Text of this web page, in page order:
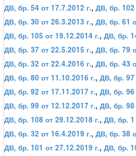
ДВ, бр. 54 от 17.7.2012 г., ДВ, бр. 102
ДВ, бр. 30 от 26.3.2013 г., ДВ, бр. 61
ДВ, бр. 105 от 19.12.2014 г., ДВ, бр.
ДВ, бр. 37 от 22.5.2015 г., ДВ, бр. 79
ДВ, бр. 32 от 22.4.2016 г., ДВ, бр. 43
ДВ, бр. 80 от 11.10.2016 г., ДВ, бр. 97
ДВ, бр. 92 от 17.11.2017 г., ДВ, бр. 96
ДВ, бр. 99 от 12.12.2017 г., ДВ, бр. 98
ДВ, бр. 108 от 29.12.2018 г., ДВ, бр. 1
ДВ, бр. 32 от 16.4.2019 г., ДВ, бр. 38
ДВ, бр. 101 от 27.12.2019 г., ДВ, бр.